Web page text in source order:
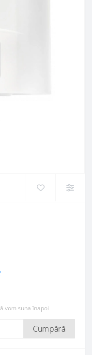
vom suna înapoi
Cumpără